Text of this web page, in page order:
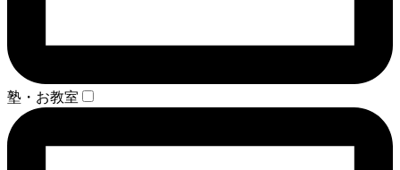
塾・お教室